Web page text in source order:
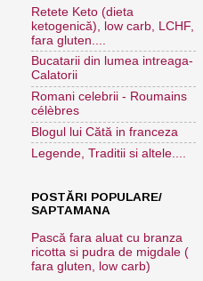
Retete Keto (dieta
ketogenică), low carb, LCHF,
fara gluten....
Bucatarii din lumea intreaga-
Calatorii
Romani celebrii - Roumains
célèbres
Blogul lui Cătă in franceza
Legende, Traditii si altele....
POSTĂRI POPULARE/
SAPTAMANA
Pască fara aluat cu branza
ricotta si pudra de migdale (
fara gluten, low carb)